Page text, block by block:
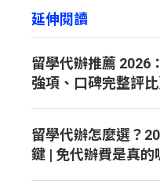
延伸閱讀
留學代辦推薦 2026
強項、口碑完整評比
留學代辦怎麼選？
鍵 | 免代辦費是真的